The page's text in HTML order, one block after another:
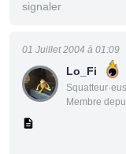
signaler
Lo_Fi
Membre
01 Juillet 2004 à 01:09